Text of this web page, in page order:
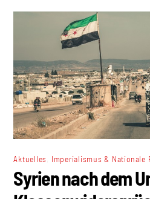
Aktuelles Imperialismus & Nationale
Syrien nach dem